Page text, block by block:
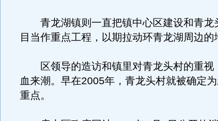
青龙湖镇则一直把镇中心区建设和青龙
目当作重点工程，以期拉动环青龙湖周边的
区领导的造访和镇里对青龙头村的重视
血来潮。早在2005年，青龙头村就被确定
重点。